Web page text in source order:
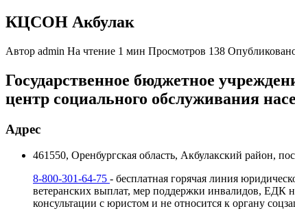
КЦСОН Акбулак
Автор admin На чтение 1 мин Просмотров 138
Государственное бюджетное
центр социального обслуживания
Адрес
461550, Оренбургская область, Акбулакский район,
8-800-301-64-75 - бесплатная горячая линия
ветеранских выплат, мер поддержки инвалидов, ЕДК
консультации с юристом и не относится к органу